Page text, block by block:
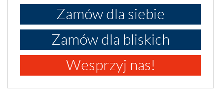
Zamów dla siebie
Zamów dla bliskich
Wesprzyj nas!